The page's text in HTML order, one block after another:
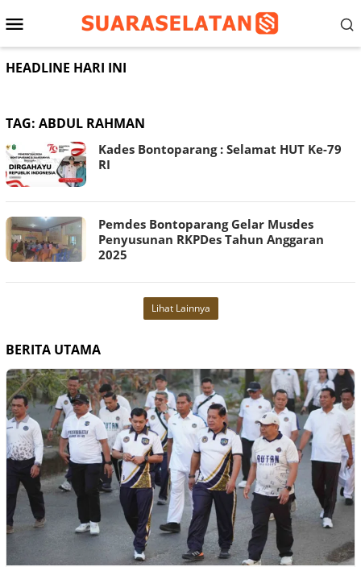
ke
Menu
Mobile
HEADLINE HARI INI
TAG: ABDUL RAHMAN
Kades Bontoparang : Selamat HUT Ke-79
RI
Pemdes Bontoparang Gelar Musdes
Penyusunan RKPDes Tahun Anggaran
2025
Lihat Lainnya
BERITA UTAMA